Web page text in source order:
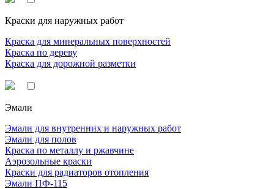
Краски для наружных работ
Краска для минеральных поверхностей
Краска по дереву
Краска для дорожной разметки
Эмали
Эмали для внутренних и наружных работ
Эмали для полов
Краска по металлу и ржавчине
Аэрозольные краски
Краски для радиаторов отопления
Эмали ПФ-115